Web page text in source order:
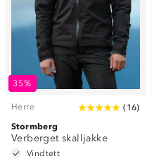
35%
Herre ( 16)
Stormberg
Verberget skalljakke
Vindtett